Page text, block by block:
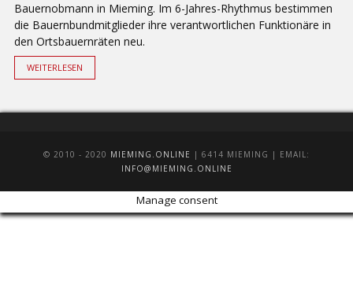
Bauernobmann in Mieming. Im 6-Jahres-Rhythmus bestimmen
die Bauernbundmitglieder ihre verantwortlichen Funktionäre in
den Ortsbauernräten neu.
WEITERLESEN
© 2010 - 2020 MIEMING.ONLINE | 6414 MIEMING | EMAIL:
INFO@MIEMING.ONLINE
Manage consent